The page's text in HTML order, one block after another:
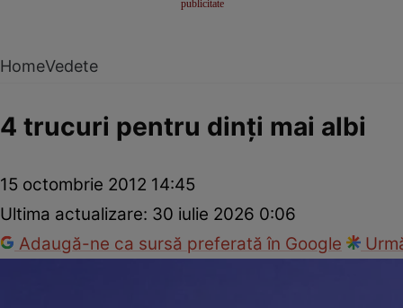
HomeVedete
4 trucuri pentru dinţi mai albi
15 octombrie 2012 14:45
Ultima actualizare: 30 iulie 2026 0:06
Adaugă-ne ca sursă preferată în Google